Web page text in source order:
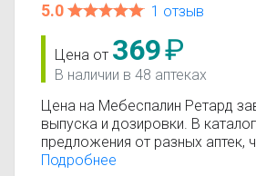
5.0 1 отзыв
Цена от 369₽
В наличии в 48 аптеках
Цена на Мебеспалин Ретард
выпуска и дозировки. В
предложения от разных аптек,
быстро найти, где купить
Подробнее